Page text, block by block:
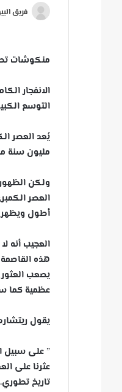
فريق
منكوشات
الانفجار
التوسع الكبير في الأنواع
مليون سنة
العصر
أطول ويظهر
العجيب أنه
هذه
يصعب
عظمية كما
يقول
” على سبيل
عثرنا على
تاريخ